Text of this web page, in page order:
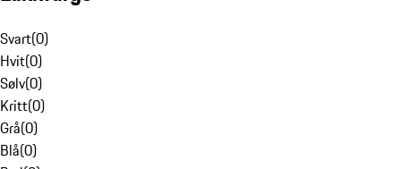
Svart(0)
Hvit(0)
Sølv(0)
Kritt(0)
Grå(0)
Blå(0)